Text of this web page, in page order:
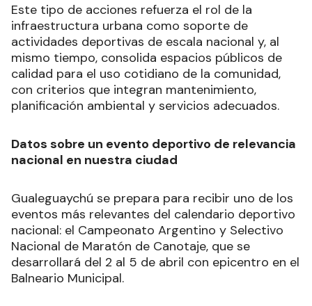
Este tipo de acciones refuerza el rol de la
infraestructura urbana como soporte de
actividades deportivas de escala nacional y, al
mismo tiempo, consolida espacios públicos de
calidad para el uso cotidiano de la comunidad,
con criterios que integran mantenimiento,
planificación ambiental y servicios adecuados.
Datos sobre un evento deportivo de relevancia
nacional en nuestra ciudad
Gualeguaychú se prepara para recibir uno de los
eventos más relevantes del calendario deportivo
nacional: el Campeonato Argentino y Selectivo
Nacional de Maratón de Canotaje, que se
desarrollará del 2 al 5 de abril con epicentro en el
Balneario Municipal.